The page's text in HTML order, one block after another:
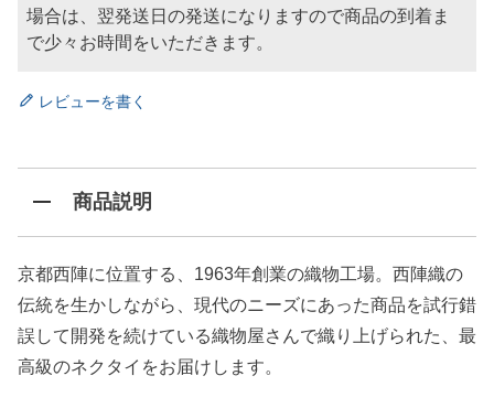
場合は、翌発送日の発送になりますので商品の到着ま
で少々お時間をいただきます。
レビューを書く
商品説明
京都西陣に位置する、1963年創業の織物工場。西陣織の
伝統を生かしながら、現代のニーズにあった商品を試行錯
誤して開発を続けている織物屋さんで織り上げられた、最
高級のネクタイをお届けします。